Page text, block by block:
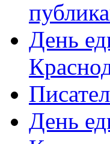
День
День